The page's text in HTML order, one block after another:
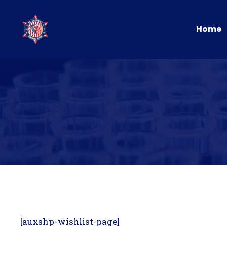
Home
[auxshp-wishlist-page]